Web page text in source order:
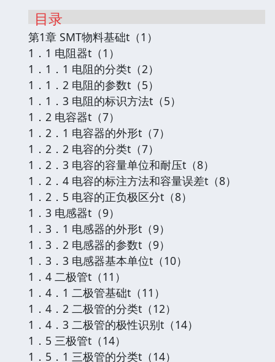
目录
第1章 SMT物料基础t（1）
1．1 电阻器t（1）
1．1．1 电阻的分类t（2）
1．1．2 电阻的参数t（5）
1．1．3 电阻的标识方法t（5）
1．2 电容器t（7）
1．2．1 电容器的外形t（7）
1．2．2 电容的分类t（7）
1．2．3 电容的容量单位和耐压t（8）
1．2．4 电容的标注方法和容量误差t（8）
1．2．5 电容的正负极区分t（8）
1．3 电感器t（9）
1．3．1 电感器的外形t（9）
1．3．2 电感器的参数t（9）
1．3．3 电感器基本单位t（10）
1．4 二极管t（11）
1．4．1 二极管基础t（11）
1．4．2 二极管的分类t（12）
1．4．3 二极管的极性识别t（14）
1．5 三极管t（14）
1．5．1 三极管的分类t（14）